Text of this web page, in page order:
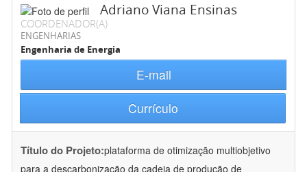
Adriano Viana Ensinas
COORDENADOR(A)
ENGENHARIAS
Engenharia de Energia
E-mail
Currículo
Título do Projeto:plataforma de otimização multiobjetivo
para a descarbonização da cadeia de produção de